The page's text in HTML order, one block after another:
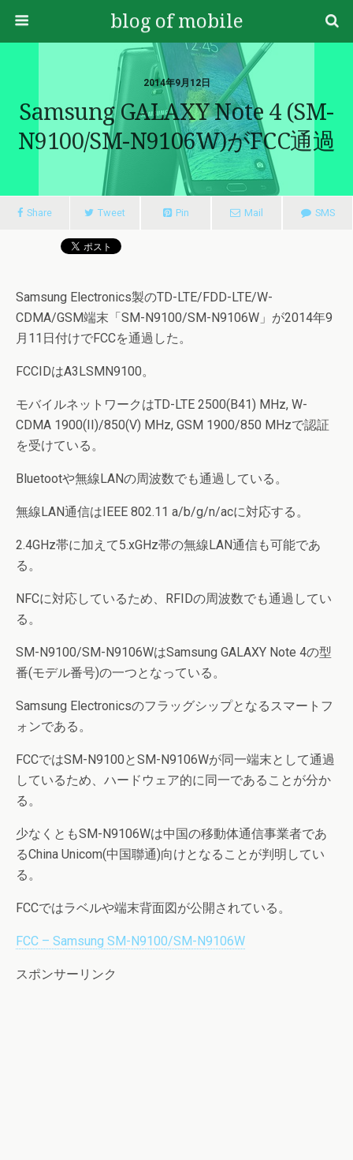
blog of mobile
2014年9月12日
Samsung GALAXY Note 4 (SM-
N9100/SM-N9106W)がFCC通過
Share Tweet Pin Mail SMS
Samsung Electronics製のTD-LTE/FDD-LTE/W-
CDMA/GSM端末「SM-N9100/SM-N9106W」が2014年9
月11日付けでFCCを通過した。
FCCIDはA3LSMN9100。
モバイルネットワークはTD-LTE 2500(B41) MHz, W-
CDMA 1900(II)/850(V) MHz, GSM 1900/850 MHzで認証
を受けている。
Bluetootや無線LANの周波数でも通過している。
無線LAN通信はIEEE 802.11 a/b/g/n/acに対応する。
2.4GHz帯に加えて5.xGHz帯の無線LAN通信も可能であ
る。
NFCに対応しているため、RFIDの周波数でも通過してい
る。
SM-N9100/SM-N9106WはSamsung GALAXY Note 4の型
番(モデル番号)の一つとなっている。
Samsung Electronicsのフラッグシップとなるスマートフ
ォンである。
FCCではSM-N9100とSM-N9106Wが同一端末として通過
しているため、ハードウェア的に同一であることが分か
る。
少なくともSM-N9106Wは中国の移動体通信事業者であ
るChina Unicom(中国聯通)向けとなることが判明してい
る。
FCCではラベルや端末背面図が公開されている。
FCC – Samsung SM-N9100/SM-N9106W
スポンサーリンク